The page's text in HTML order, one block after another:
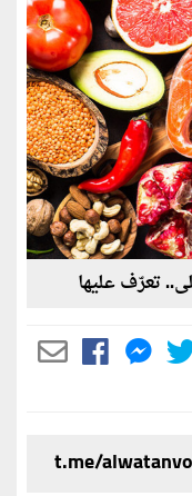
تعرّف عليها